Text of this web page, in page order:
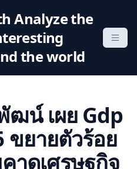
Analyze the
the world
ฒน์ เผย Gdp
ขยายตัวร้อย
าดเศรษฐกิจ